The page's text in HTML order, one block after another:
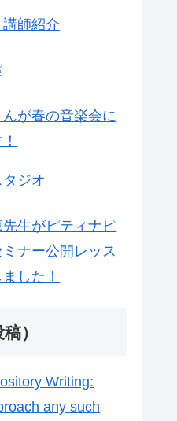
師紹介
が春の音楽会に
ジオ
生がピティナピ
ナー公開レッス
した！
）
Writing:
any such